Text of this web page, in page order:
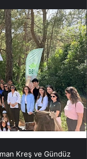
Kreş ve Gündüz